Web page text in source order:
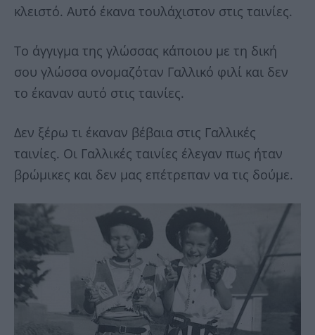
κλειστό. Αυτό έκανα τουλάχιστον στις ταινίες.
Το άγγιγμα της γλώσσας κάποιου με τη δική
σου γλώσσα ονομαζόταν Γαλλικό φιλί και δεν
το έκαναν αυτό στις ταινίες.
Δεν ξέρω τι έκαναν βέβαια στις Γαλλικές
ταινίες. Οι Γαλλικές ταινίες έλεγαν πως ήταν
βρώμικες και δεν μας επέτρεπαν να τις δούμε.